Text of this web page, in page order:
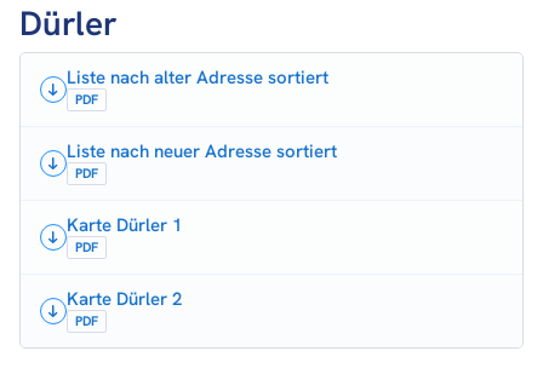
Dürler
Liste nach alter Adresse sortiert
PDF
Liste nach neuer Adresse sortiert
PDF
Karte Dürler 1
PDF
Karte Dürler 2
PDF